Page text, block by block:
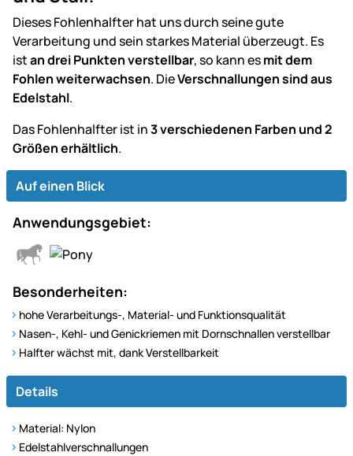
Dieses Fohlenhalfter hat uns durch seine gute
Verarbeitung und sein starkes Material überzeugt. Es
istan drei Punkten verstellbar, so kann esmit dem
Fohlen weiterwachsen. DieVerschnallungen sind aus
Edelstahl.
Das Fohlenhalfter ist in3 verschiedenen Farben und 2
Größen erhältlich.
Auf einen Blick
Anwendungsgebiet:
Besonderheiten:
hohe Verarbeitungs-, Material- und Funktionsqualität
Nasen-, Kehl- und Genickriemen mit Dornschnallen verstellbar
Halfter wächst mit, dank Verstellbarkeit
Details
Material: Nylon
Edelstahlverschnallungen